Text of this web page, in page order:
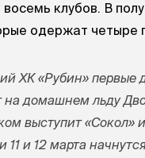
клубов. В
одержат четыре
ХК «Рубин» первые
на домашнем льду
выступит «Сокол»
11 и 12 марта